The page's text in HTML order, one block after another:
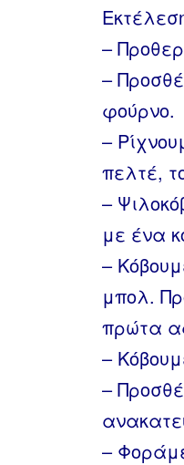
–
–
φούρνο.
–
πελτέ,
–
με ένα
–
μπολ.
πρώτα
–
–
–